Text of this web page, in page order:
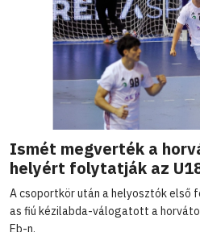
Ismét megverték a
helyért folytatják az
A csoportkör után a helyosztók első
as fiú kézilabda-válogatott a
Eb-n.